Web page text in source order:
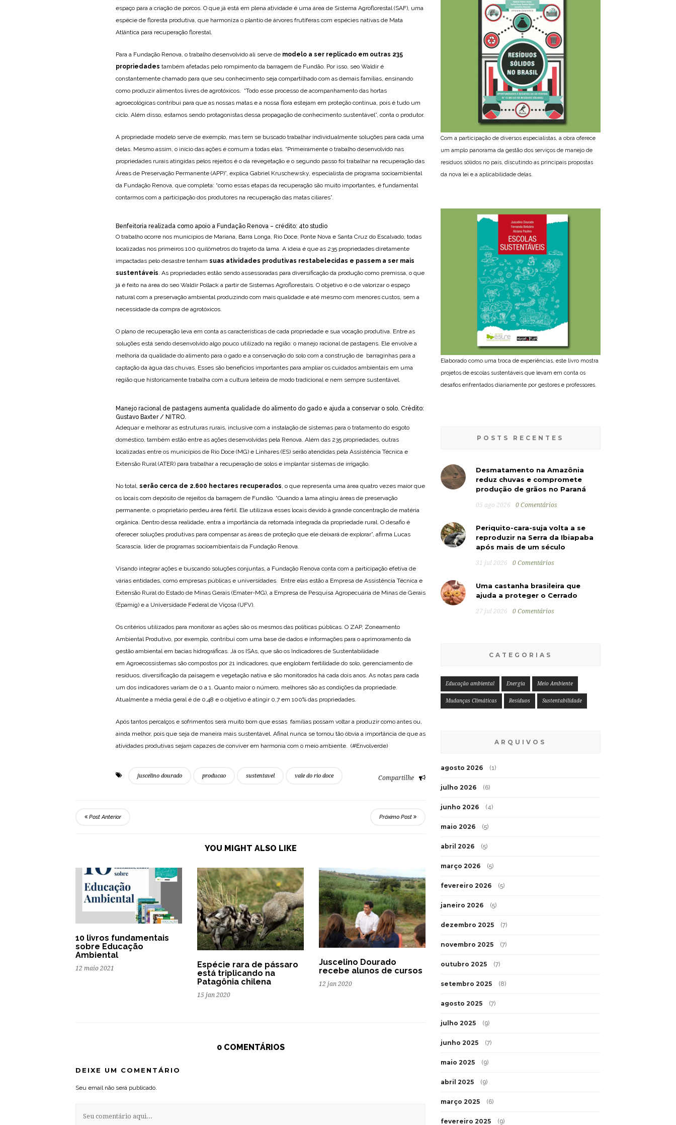
espaço para a criação de porcos. O que já está em plena atividade é uma área de Sistema Agroflorestal (SAF), uma
espécie de floresta produtiva, que harmoniza o plantio de árvores frutíferas com espécies nativas de Mata
Atlântica para recuperação florestal.
Para a Fundação Renova, o trabalho desenvolvido ali serve de modelo a ser replicado em outras 235
propriedades também afetadas pelo rompimento da barragem de Fundão. Por isso, seo Waldir é
constantemente chamado para que seu conhecimento seja compartilhado com as demais famílias, ensinando
como produzir alimentos livres de agrotóxicos. “Todo esse processo de acompanhamento das hortas
agroecológicas contribui para que as nossas matas e a nossa flora estejam em proteção contínua, pois é tudo um
ciclo. Além disso, estamos sendo protagonistas dessa propagação de conhecimento sustentável”, conta o produtor.
A propriedade modelo serve de exemplo, mas tem se buscado trabalhar individualmente soluções para cada uma
delas. Mesmo assim, o início das ações é comum a todas elas. “Primeiramente o trabalho desenvolvido nas
propriedades rurais atingidas pelos rejeitos é o da revegetação e o segundo passo foi trabalhar na recuperação das
Áreas de Preservação Permanente (APP)”, explica Gabriel Kruschewsky, especialista de programa socioambiental
da Fundação Renova, que completa: “como essas etapas da recuperação são muito importantes, é fundamental
contarmos com a participação dos produtores na recuperação das matas ciliares”.
Benfeitoria realizada como apoio a Fundação Renova – crédito: 4to studio
O trabalho ocorre nos municípios de Mariana, Barra Longa, Rio Doce, Ponte Nova e Santa Cruz do Escalvado, todas
localizadas nos primeiros 100 quilômetros do trajeto da lama. A ideia é que as 235 propriedades diretamente
impactadas pelo desastre tenham suas atividades produtivas restabelecidas e passem a ser mais
sustentáveis. As propriedades estão sendo assessoradas para diversificação da produção como premissa, o que
já é feito na área do seo Waldir Pollack a partir de Sistemas Agroflorestais. O objetivo é o de valorizar o espaço
natural com a preservação ambiental produzindo com mais qualidade e até mesmo com menores custos, sem a
necessidade da compra de agrotóxicos.
O plano de recuperação leva em conta as características de cada propriedade e sua vocação produtiva. Entre as
soluções está sendo desenvolvido algo pouco utilizado na região: o manejo racional de pastagens. Ele envolve a
melhoria da qualidade do alimento para o gado e a conservação do solo com a construção de barraginhas para a
captação da água das chuvas. Esses são benefícios importantes para ampliar os cuidados ambientais em uma
região que historicamente trabalha com a cultura leiteira de modo tradicional e nem sempre sustentável.
Manejo racional de pastagens aumenta qualidade do alimento do gado e ajuda a conservar o solo. Crédito:
Gustavo Baxter / NITRO.
Adequar e melhorar as estruturas rurais, inclusive com a instalação de sistemas para o tratamento do esgoto
doméstico, também estão entre as ações desenvolvidas pela Renova. Além das 235 propriedades, outras
localizadas entre os municípios de Rio Doce (MG) e Linhares (ES) serão atendidas pela Assistência Técnica e
Extensão Rural (ATER) para trabalhar a recuperação de solos e implantar sistemas de irrigação.
No total, serão cerca de 2.600 hectares recuperados, o que representa uma área quatro vezes maior que
os locais com depósito de rejeitos da barragem de Fundão. “Quando a lama atingiu áreas de preservação
permanente, o proprietário perdeu área fértil. Ele utilizava esses locais devido à grande concentração de matéria
orgânica. Dentro dessa realidade, entra a importância da retomada integrada da propriedade rural. O desafio é
oferecer soluções produtivas para compensar as áreas de proteção que ele deixará de explorar”, afirma Lucas
Scarascia, líder de programas socioambientais da Fundação Renova.
Visando integrar ações e buscando soluções conjuntas, a Fundação Renova conta com a participação efetiva de
várias entidades, como empresas públicas e universidades. Entre elas estão a Empresa de Assistência Técnica e
Extensão Rural do Estado de Minas Gerais (Emater-MG), a Empresa de Pesquisa Agropecuária de Minas de Gerais
(Epamig) e a Universidade Federal de Viçosa (UFV).
Os critérios utilizados para monitorar as ações são os mesmos das políticas públicas. O ZAP, Zoneamento
Ambiental Produtivo, por exemplo, contribui com uma base de dados e informações para o aprimoramento da
gestão ambiental em bacias hidrográficas. Já os ISAs, que são os Indicadores de Sustentabilidade
em Agroecossistemas são compostos por 21 indicadores, que englobam fertilidade do solo, gerenciamento de
resíduos, diversificação da paisagem e vegetação nativa e são monitorados há cada dois anos. As notas para cada
um dos indicadores variam de 0 a 1. Quanto maior o número, melhores são as condições da propriedade.
Atualmente a média geral é de 0,48 e o objetivo é atingir 0,7 em 100% das propriedades.
Após tantos percalços e sofrimentos será muito bom que essas famílias possam voltar a produzir como antes ou,
ainda melhor, pois que seja de maneira mais sustentável. Afinal nunca se tornou tão óbvia a importância de que as
atividades produtivas sejam capazes de conviver em harmonia com o meio ambiente. (#Envolverde)
juscelino dourado producao sustentavel vale do rio doce Compartilhe
Post Anterior Próximo Post
YOU MIGHT ALSO LIKE
10 livros fundamentais
sobre Educação
Ambiental
12 maio 2021
Espécie rara de pássaro
está triplicando na
Patagônia chilena
15 jan 2020
Juscelino Dourado
recebe alunos de cursos
12 jan 2020
0 COMENTÁRIOS
DEIXE UM COMENTÁRIO
Seu email não será publicado.
Com a participação de diversos especialistas, a obra oferece
um amplo panorama da gestão dos serviços de manejo de
resíduos sólidos no país, discutindo as principais propostas
da nova lei e a aplicabilidade delas.
Elaborado como uma troca de experiências, este livro mostra
projetos de escolas sustentáveis que levam em conta os
desafios enfrentados diariamente por gestores e professores.
POSTS RECENTES
Desmatamento na Amazônia
reduz chuvas e compromete
produção de grãos no Paraná
05 ago 2026 0 Comentários
Periquito-cara-suja volta a se
reproduzir na Serra da Ibiapaba
após mais de um século
31 jul 2026 0 Comentários
Uma castanha brasileira que
ajuda a proteger o Cerrado
27 jul 2026 0 Comentários
CATEGORIAS
Educação ambiental Energia Meio Ambiente
Mudanças Climáticas Resíduos Sustentabilidade
ARQUIVOS
agosto 2026 (1)
julho 2026 (6)
junho 2026 (4)
maio 2026 (5)
abril 2026 (5)
março 2026 (5)
fevereiro 2026 (5)
janeiro 2026 (5)
dezembro 2025 (7)
novembro 2025 (7)
outubro 2025 (7)
setembro 2025 (8)
agosto 2025 (7)
julho 2025 (9)
junho 2025 (7)
maio 2025 (9)
abril 2025 (9)
março 2025 (6)
fevereiro 2025 (9)